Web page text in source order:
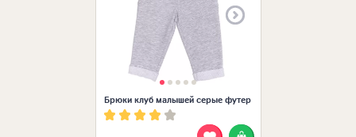
Брюки клуб малышей серые футер